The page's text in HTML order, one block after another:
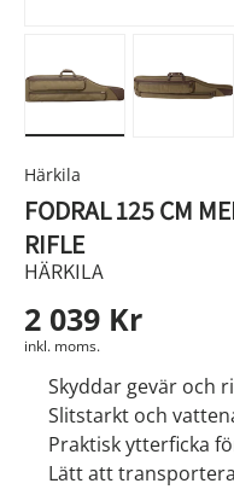
Härkila
FODRAL 125 CM
RIFLE
HÄRKILA
2 039 Kr
inkl. moms.
Skyddar gevär och
Slitstarkt och
Praktisk ytterficka
Lätt att